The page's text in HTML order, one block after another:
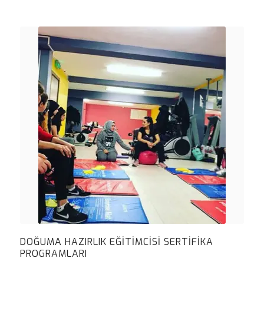
DOĞUMA HAZIRLIK EĞITIMCISI SERTIFIKA
PROGRAMLARI